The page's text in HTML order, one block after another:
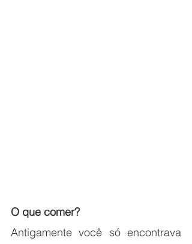
O que comer?
Antigamente você só encontrava